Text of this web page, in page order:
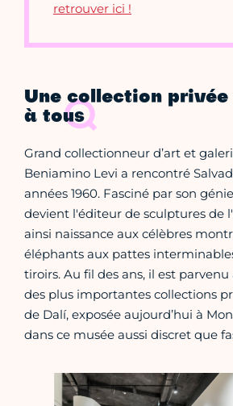
retrouver ici !
Une collection
à tous
Grand collectionneur d’art et
Beniamino Levi a rencontré
années 1960. Fasciné par son
devient l'éditeur de sculptures de
ainsi naissance aux célèbres
éléphants aux pattes
tiroirs. Au fil des ans, il est parvenu
des plus importantes collections
de Dalí, exposée aujourd’hui à
dans ce musée aussi discret que